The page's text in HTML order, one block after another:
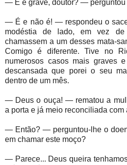
— E é grave, doutor? — perguntou
— É e não é! — respondeu o
modéstia de lado, em vez
chamassem a um desses mata-
Comigo é diferente. Tive no
numerosos casos mais graves
descansada que porei o seu
dentro de um mês.
— Deus o ouça! — rematou a
a porta e já meio reconciliada com
— Então? — perguntou-lhe o
em chamar este moço?
— Parece... Deus queira